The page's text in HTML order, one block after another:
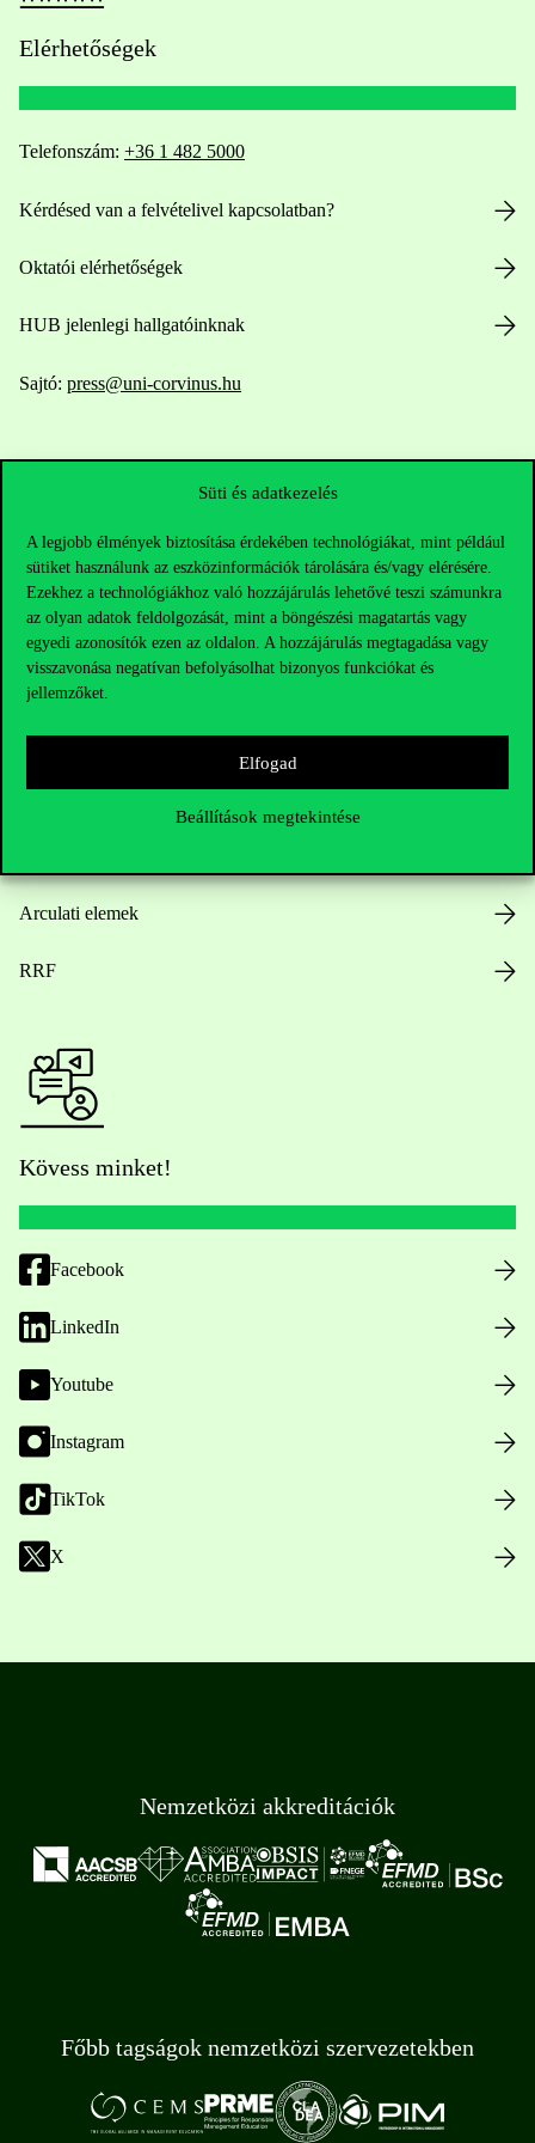
Süti és adatkezelés
A legjobb élmények biztosítása érdekében technológiákat, mint például
sütiket használunk az eszközinformációk tárolására és/vagy elérésére.
Ezekhez a technológiákhoz való hozzájárulás lehetővé teszi számunkra
az olyan adatok feldolgozását, mint a böngészési magatartás vagy
egyedi azonosítók ezen az oldalon. A hozzájárulás megtagadása vagy
visszavonása negatívan befolyásolhat bizonyos funkciókat és
jellemzőket.
Elfogad
Beállítások megtekintése
Elérhetőségek
Telefonszám: +36 1 482 5000
Kérdésed van a felvételivel kapcsolatban?
Oktatói elérhetőségek
HUB jelenlegi hallgatóinknak
Sajtó: press@uni-corvinus.hu
Hasznos linkek
Nyitvatartás
Házirend
Arculati elemek
RRF
Kövess minket!
Facebook
LinkedIn
Youtube
Instagram
TikTok
X
Nemzetközi akkreditációk
Főbb tagságok nemzetközi szervezetekben